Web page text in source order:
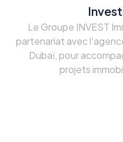
Le Groupe INVEST
partenariat avec
Dubaï, pour
projets